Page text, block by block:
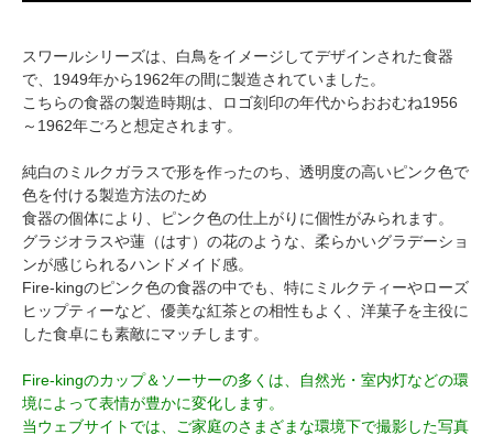
スワールシリーズは、白鳥をイメージしてデザインされた食器
で、1949年から1962年の間に製造されていました。
こちらの食器の製造時期は、ロゴ刻印の年代からおおむね1956
～1962年ごろと想定されます。
純白のミルクガラスで形を作ったのち、透明度の高いピンク色で
色を付ける製造方法のため
食器の個体により、ピンク色の仕上がりに個性がみられます。
グラジオラスや蓮（はす）の花のような、柔らかいグラデーショ
ンが感じられるハンドメイド感。
Fire-kingのピンク色の食器の中でも、特にミルクティーやローズ
ヒップティーなど、優美な紅茶との相性もよく、洋菓子を主役に
した食卓にも素敵にマッチします。
Fire-kingのカップ＆ソーサーの多くは、自然光・室内灯などの環
境によって表情が豊かに変化します。
当ウェブサイトでは、ご家庭のさまざまな環境下で撮影した写真